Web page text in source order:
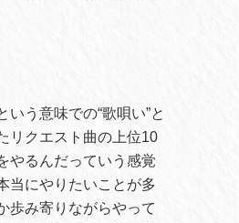
う意味での“歌唄い”と
リクエスト曲の上位10
やるんだっていう感覚
当にやりたいことが多
歩み寄りながらやって